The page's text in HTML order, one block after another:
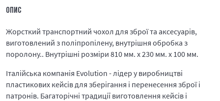
ОПИС
Жорсткий транспортний чохол для зброї та аксесуарів,
виготовлений з поліпропілену, внутрішня обробка з
поролону.. Внутрішні розміри 810 мм. х 230 мм. х 100 мм.
Італійська компанія Evolution - лідер у виробництві
пластикових кейсів для зберігання і перенесення зброї і
патронів. Багаторічні традиції виготовлення кейсів і